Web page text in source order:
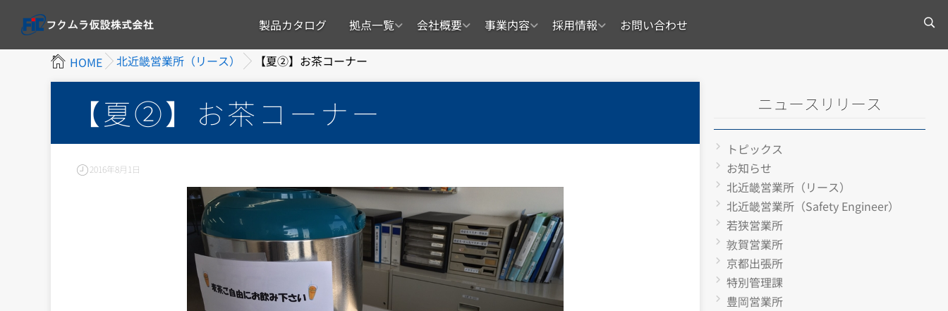
製品カタログ 拠点一覧 会社概要 事業内容 採用情報 お問い合わせ
HOME 北近畿営業所（リース） 【夏②】お茶コーナー
【夏②】お茶コーナー
2016年8月1日
ニュースリリース
トピックス
お知らせ
北近畿営業所（リース）
北近畿営業所（Safety Engineer）
若狭営業所
敦賀営業所
京都出張所
特別管理課
豊岡営業所